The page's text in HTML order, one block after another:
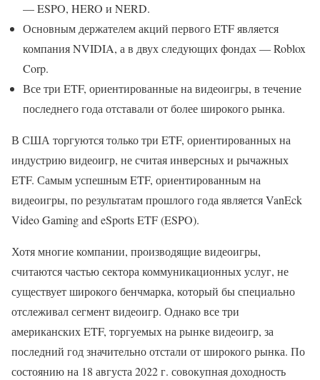
— ESPO, HERO и NERD.
Основным держателем акций первого ETF является
компания NVIDIA, а в двух следующих фондах — Roblox
Corp.
Все три ETF, ориентированные на видеоигры, в течение
последнего года отставали от более широкого рынка.
В США торгуются только три ETF, ориентированных на
индустрию видеоигр, не считая инверсных и рычажных
ETF. Самым успешным ETF, ориентированным на
видеоигры, по результатам прошлого года является VanEck
Video Gaming and eSports ETF (ESPO).
Хотя многие компании, производящие видеоигры,
считаются частью сектора коммуникационных услуг, не
существует широкого бенчмарка, который бы специально
отслеживал сегмент видеоигр. Однако все три
американских ETF, торгуемых на рынке видеоигр, за
последний год значительно отстали от широкого рынка. По
состоянию на 18 августа 2022 г. совокупная доходность